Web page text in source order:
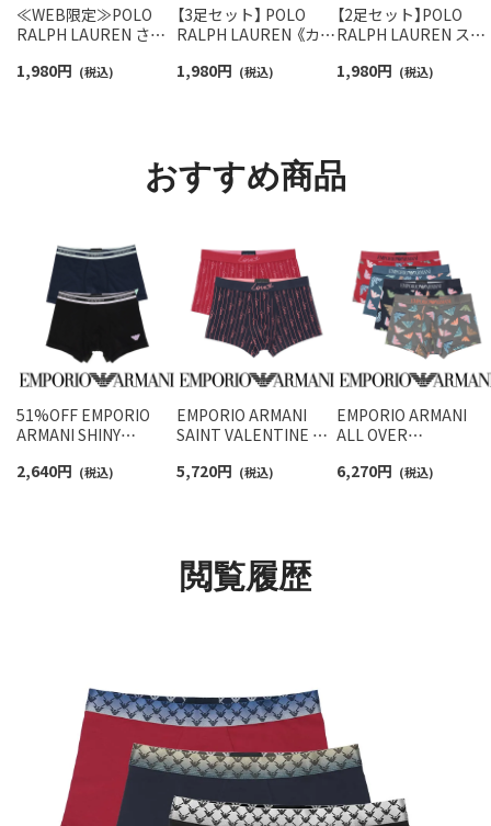
≪WEB限定≫POLO
RALPH LAUREN さら
スニーカー丈ソックス
1,980円 (税込)
【3足セット】 POLO
RALPH LAUREN 《カラ
ンポイントソックス シ
1,980円 (税込)
【2足セット】POLO
RALPH LAUREN スタ
ロベア オーガニック
1,980円 (税込)
おすすめ商品
51%OFF EMPORIO
ARMANI SHINY
光沢ウエストバンド ボ
2,640円 (税込)
EMPORIO ARMANI
SAINT VALENTINE セ
クサーパンツ 【S/M/L】
5,720円 (税込)
EMPORIO ARMANI
ALL OVER
ーバー マイクロファ
6,270円 (税込)
閲覧履歴